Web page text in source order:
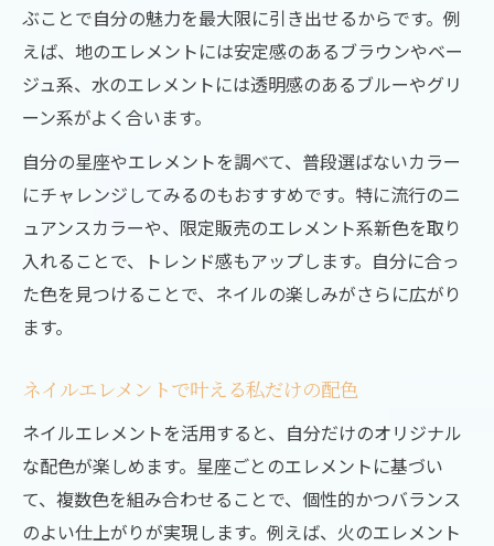
ぶことで自分の魅力を最大限に引き出せるからです。例
えば、地のエレメントには安定感のあるブラウンやベー
ジュ系、水のエレメントには透明感のあるブルーやグリ
ーン系がよく合います。
自分の星座やエレメントを調べて、普段選ばないカラー
にチャレンジしてみるのもおすすめです。特に流行のニ
ュアンスカラーや、限定販売のエレメント系新色を取り
入れることで、トレンド感もアップします。自分に合っ
た色を見つけることで、ネイルの楽しみがさらに広がり
ます。
ネイルエレメントで叶える私だけの配色
ネイルエレメントを活用すると、自分だけのオリジナル
な配色が楽しめます。星座ごとのエレメントに基づい
て、複数色を組み合わせることで、個性的かつバランス
のよい仕上がりが実現します。例えば、火のエレメント